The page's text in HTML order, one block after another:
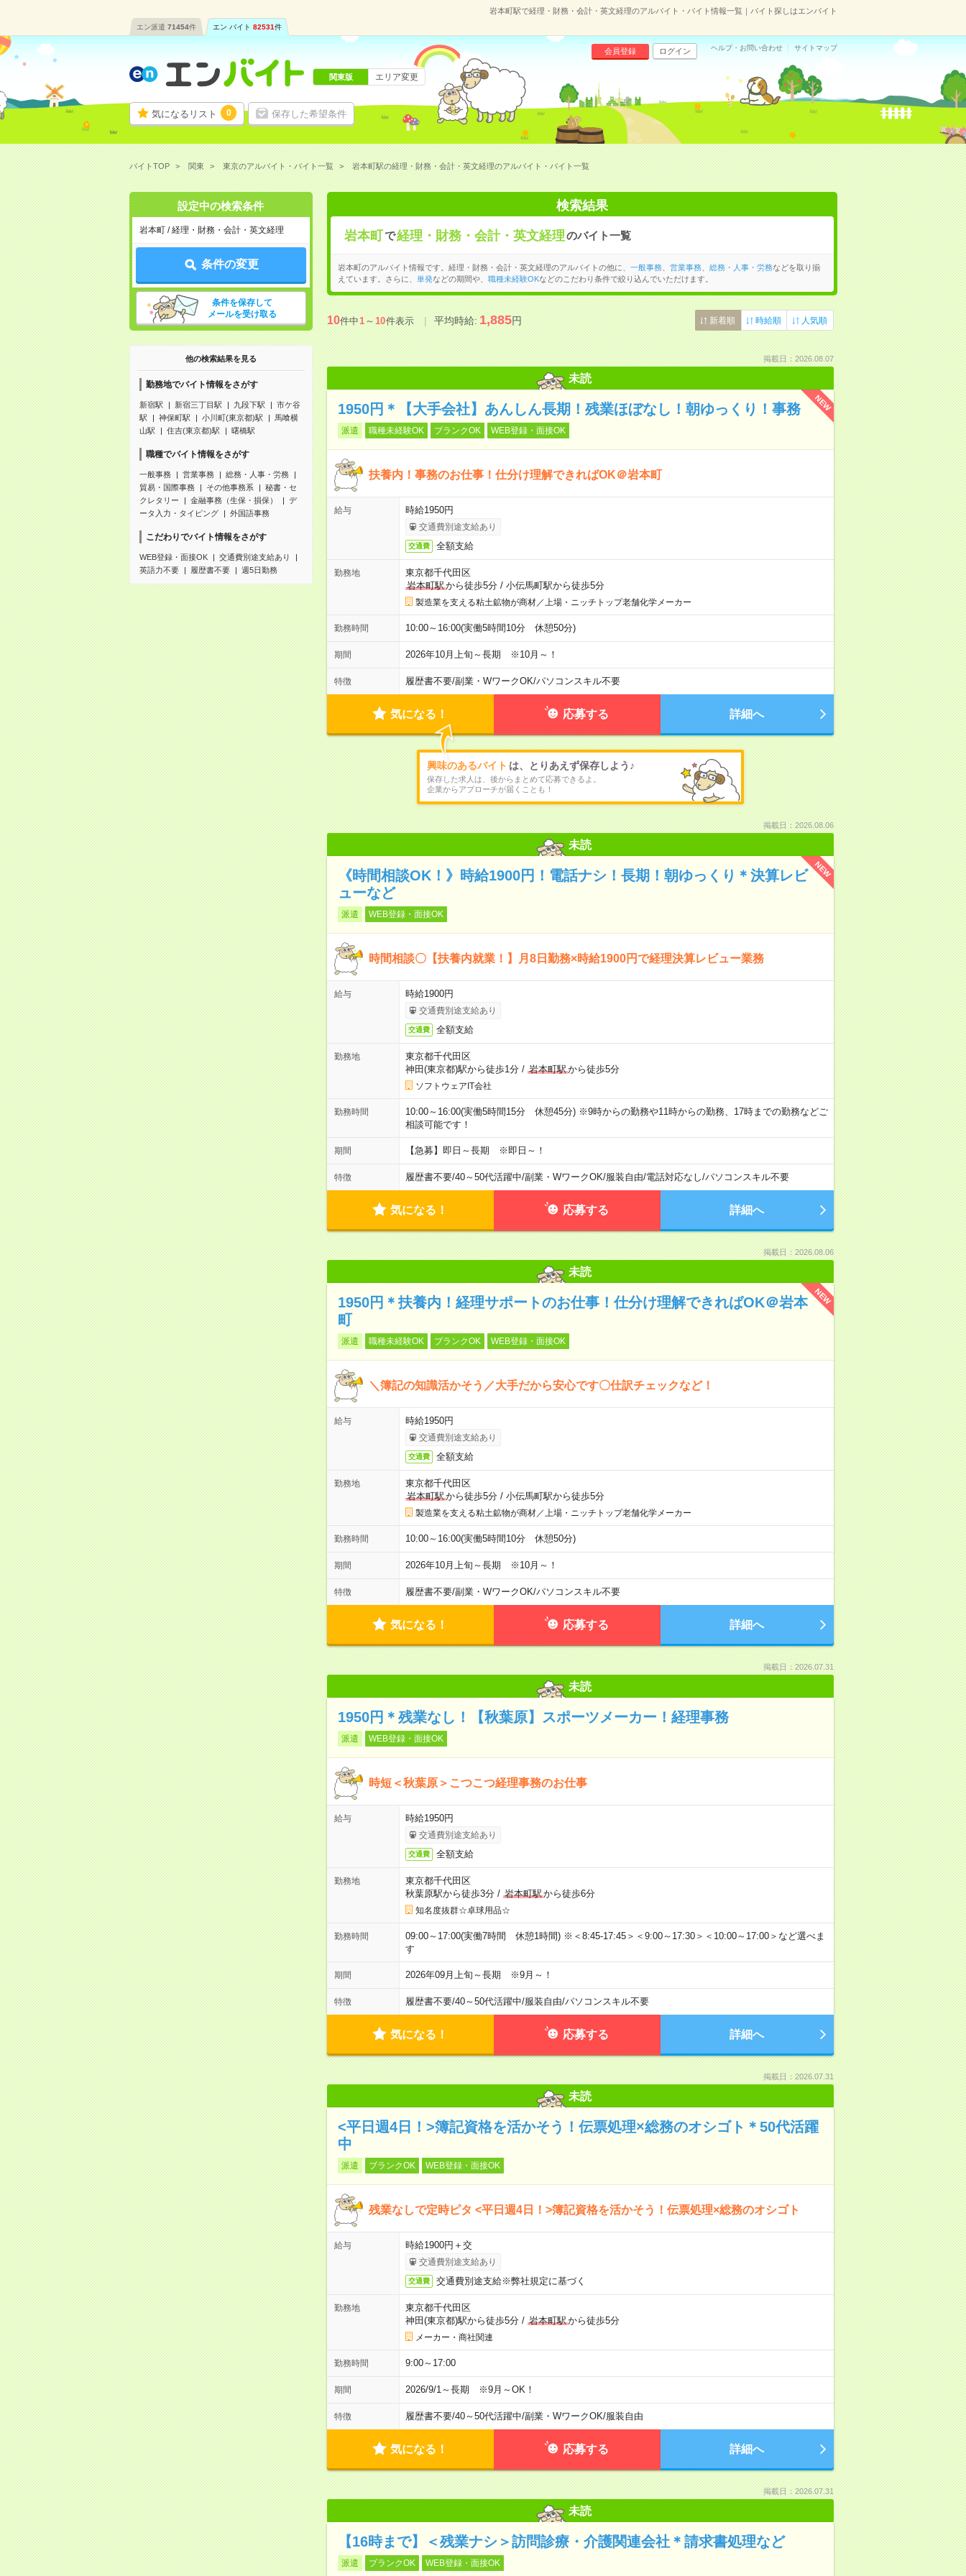
岩本町駅で経理・財務・会計・英文経理のアルバイト・バイト情報一覧｜バイト探しはエンバイト
エン派遣 71454件 エン バイト 82531件
気になるリスト 0 保存した希望条件
会員登録 ログイン ヘルプ・お問い合わせ サイトマップ
関東版 エリア変更
バイトTOP 関東 東京のアルバイト・バイト一覧 岩本町駅の経理・財務・会計・英文経理のアルバイト・バイト一覧
設定中の検索条件
岩本町 / 経理・財務・会計・英文経理
条件の変更
条件を保存して
メールを受け取る
他の検索結果を見る
勤務地でバイト情報をさがす
新宿駅 新宿三丁目駅 九段下駅
市ケ谷
駅
神保町駅 小川町(東京都)駅
馬喰横
山駅
住吉(東京都)駅 曙橋駅
職種でバイト情報をさがす
一般事務 営業事務
総務・人事・労務
貿易・国際事務
その他事務系
秘書・セ
クレタリー
金融事務（生保・損保）
デ
ータ入力・タイピング
外国語事務
こだわりでバイト情報をさがす
WEB登録・面接OK
交通費別途支給あり
英語力不要
履歴書不要 週5日勤務
検索結果
岩本町で経理・財務・会計・英文経理のバイト一覧
岩本町のアルバイト情報です。経理・財務・会計・英文経理のアルバイトの他に、 一般事務、 営業事務、 総務・人事・労務などを取り揃
えています。さらに、
単発などの期間や、 職種未経験OKなどのこだわり条件で絞り込んでいただけます。
10件中1～10件表示 平均時給:1,885円 新着順 時給順 人気順
掲載日：2026.08.07
未読
NEW
1950円＊【大手会社】あんしん長期！残業ほぼなし！朝ゆっくり！事務
派遣 職種未経験OK ブランクOK WEB登録・面接OK
扶養内！事務のお仕事！仕分け理解できればOK＠岩本町
給与 時給1950円
交通費別途支給あり
交通費 全額支給
勤務地
東京都千代田区
岩本町駅から徒歩5分/ 小伝馬町駅から徒歩5分
製造業を支える粘土鉱物が商材／上場・ニッチトップ老舗化学メーカー
勤務時間 10:00～16:00(実働5時間10分 休憩50分)
期間 2026年10月上旬～長期 ※10月～！
特徴 履歴書不要/副業・WワークOK/パソコンスキル不要
気になる！ 応募する 詳細へ
興味のあるバイト は、とりあえず保存しよう♪
保存した求人は、後からまとめて応募できるよ。
企業からアプローチが届くことも！
掲載日：2026.08.06
未読
NEW
《時間相談OK！》時給1900円！電話ナシ！長期！朝ゆっくり＊決算レビ
ューなど
派遣 WEB登録・面接OK
時間相談〇【扶養内就業！】月8日勤務×時給1900円で経理決算レビュー業務
給与 時給1900円
交通費別途支給あり
交通費 全額支給
勤務地
東京都千代田区
神田(東京都)駅から徒歩1分/ 岩本町駅から徒歩5分
ソフトウェアIT会社
勤務時間
10:00～16:00(実働5時間15分 休憩45分) ※9時からの勤務や11時からの勤務、17時までの勤務などご
相談可能です！
期間 【急募】即日～長期 ※即日～！
特徴 履歴書不要/40～50代活躍中/副業・WワークOK/服装自由/電話対応なし/パソコンスキル不要
気になる！ 応募する 詳細へ
掲載日：2026.08.06
未読
NEW
1950円＊扶養内！経理サポートのお仕事！仕分け理解できればOK＠岩本
町
派遣 職種未経験OK ブランクOK WEB登録・面接OK
＼簿記の知識活かそう／大手だから安心です〇仕訳チェックなど！
給与 時給1950円
交通費別途支給あり
交通費 全額支給
勤務地
東京都千代田区
岩本町駅から徒歩5分/ 小伝馬町駅から徒歩5分
製造業を支える粘土鉱物が商材／上場・ニッチトップ老舗化学メーカー
勤務時間 10:00～16:00(実働5時間10分 休憩50分)
期間 2026年10月上旬～長期 ※10月～！
特徴 履歴書不要/副業・WワークOK/パソコンスキル不要
気になる！ 応募する 詳細へ
掲載日：2026.07.31
未読
1950円＊残業なし！【秋葉原】スポーツメーカー！経理事務
派遣 WEB登録・面接OK
時短＜秋葉原＞こつこつ経理事務のお仕事
給与 時給1950円
交通費別途支給あり
交通費 全額支給
勤務地
東京都千代田区
秋葉原駅から徒歩3分/ 岩本町駅から徒歩6分
知名度抜群☆卓球用品☆
勤務時間
09:00～17:00(実働7時間 休憩1時間) ※＜8:45-17:45＞＜9:00～17:30＞＜10:00～17:00＞など選べま
す
期間 2026年09月上旬～長期 ※9月～！
特徴 履歴書不要/40～50代活躍中/服装自由/パソコンスキル不要
気になる！ 応募する 詳細へ
掲載日：2026.07.31
未読
<平日週4日！>簿記資格を活かそう！伝票処理×総務のオシゴト＊50代活躍
中
派遣 ブランクOK WEB登録・面接OK
残業なしで定時ピタ <平日週4日！>簿記資格を活かそう！伝票処理×総務のオシゴト
給与 時給1900円＋交
交通費別途支給あり
交通費 交通費別途支給※弊社規定に基づく
勤務地
東京都千代田区
神田(東京都)駅から徒歩5分/ 岩本町駅から徒歩5分
メーカー・商社関連
勤務時間 9:00～17:00
期間 2026/9/1～長期 ※9月～OK！
特徴 履歴書不要/40～50代活躍中/副業・WワークOK/服装自由
気になる！ 応募する 詳細へ
掲載日：2026.07.31
未読
【16時まで】＜残業ナシ＞訪問診療・介護関連会社＊請求書処理など
派遣 ブランクOK WEB登録・面接OK